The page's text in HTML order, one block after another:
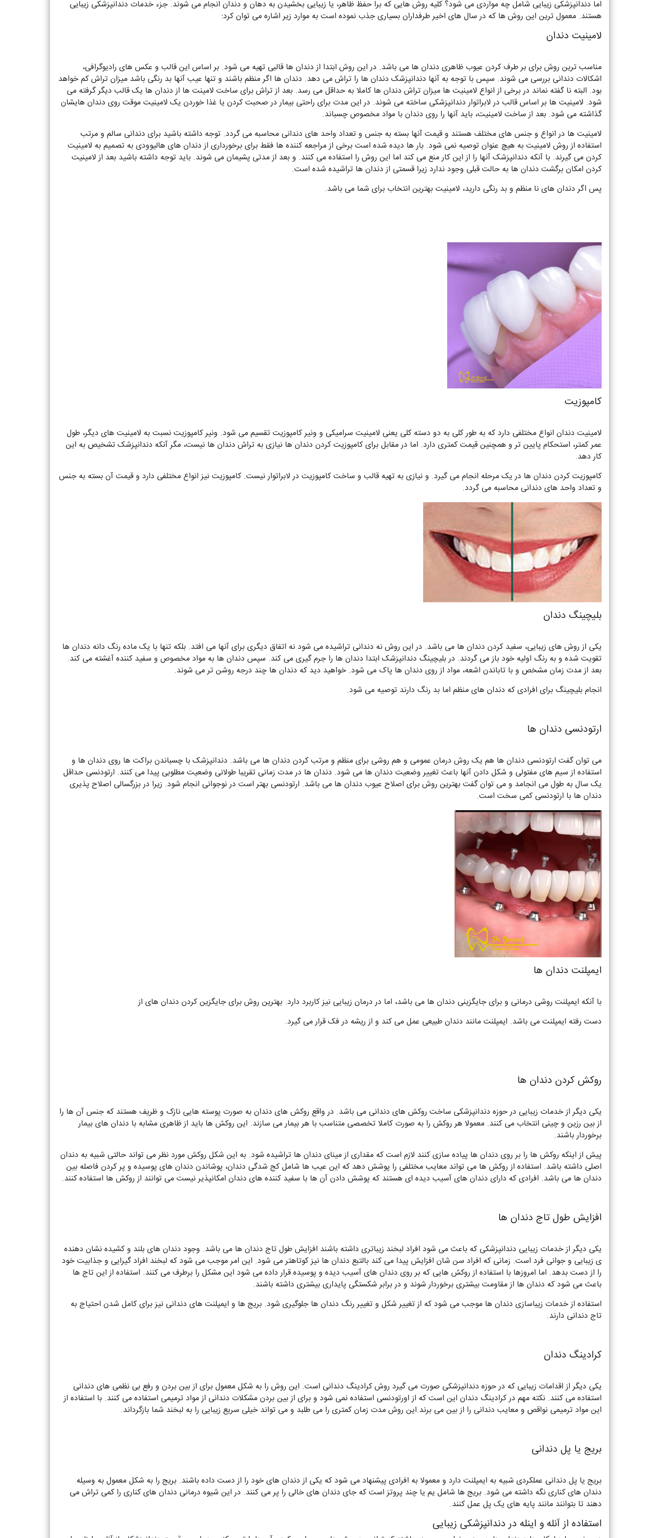
اما دندانپزشکی زیبایی شامل چه مواردی می شود؟ کلیه روش هایی که برا حفظ ظاهر، یا زیبایی بخشیدن به دهان و دندان انجام می شوند. جزء خدمات دندانپزشکی زیبایی
هستند. معمول ترین این روش ها که در سال های اخیر طرفداران بسیاری جذب نموده است به موارد زیر اشاره می توان کرد:
لامینیت دندان
مناسب ترین روش برای بر طرف کردن عیوب ظاهری دندان ها می باشد. در این روش ابتدا از دندان ها قالبی تهیه می شود. بر اساس این قالب و عکس های رادیوگرافی،
اشکالات دندانی بررسی می شوند. سپس با توجه به آنها دندانپزشک دندان ها را تراش می دهد. دندان ها اگر منظم باشند و تنها عیب آنها بد رنگی باشد میزان تراش کم خواهد
بود. البته نا گفته نماند در برخی از انواع لامینیت ها میزان تراش دندان ها کاملا به حداقل می رسد. بعد از تراش برای ساخت لامینت ها از دندان ها یک قالب دیگر گرفته می
شود. لامینیت ها بر اساس قالب در لابراتوار دندانپزشکی ساخته می شوند. در این مدت برای راحتی بیمار در صحبت کردن یا غذا خوردن یک لامینیت موقت روی دندان هایشان
گذاشته می شود. بعد از ساخت لامینیت، باید آنها را روی دندان با مواد مخصوص چسباند.
لامینیت ها در انواع و جنس های مختلف هستند و قیمت آنها بسته به جنس و تعداد واحد های دندانی محاسبه می گردد. توجه داشته باشید برای دندانی سالم و مرتب
استفاده از روش لامینیت به هیچ عنوان توصیه نمی شود. بار ها دیده شده است برخی از مراجعه کننده ها فقط برای برخورداری از دندان های هالیوودی به تصمیم به لامینیت
کردن می گیرند. با آنکه دندانپزشک آنها را از این کار منع می کند اما این روش را استفاده می کنند. و بعد از مدتی پشیمان می شوند. باید توجه داشته باشید بعد از لامینیت
کردن امکان برگشت دندان ها به حالت قبلی وجود ندارد زیرا قسمتی از دندان ها تراشیده شده است.
پس اگر دندان های نا منظم و بد رنگی دارید، لامینیت بهترین انتخاب برای شما می باشد.
کامپوزیت
لامینیت دندان انواع مختلفی دارد که به طور کلی به دو دسته کلی یعنی لامینیت سرامیکی و ونیر کامپوزیت تقسیم می شود. ونیر کامپوزیت نسبت به لامینیت های دیگر، طول
عمر کمتر، استحکام پایین تر و همچنین قیمت کمتری دارد. اما در مقابل برای کامپوزیت کردن دندان ها نیازی به تراش دندان ها نیست، مگر آنکه دندانپزشک تشخیص به این
کار دهد.
کامپوزیت کردن دندان ها در یک مرحله انجام می گیرد. و نیازی به تهیه قالب و ساخت کامپوزیت در لابراتوار نیست. کامپوزیت نیز انواع مختلفی دارد و قیمت آن بسته به جنس
و تعداد واحد های دندانی محاسبه می گردد.
بلیچینگ دندان
یکی از روش های زیبایی، سفید کردن دندان ها می باشد. در این روش نه دندانی تراشیده می شود نه اتفاق دیگری برای آنها می افتد. بلکه تنها با یک ماده رنگ دانه دندان ها
تقویت شده و به رنگ اولیه خود باز می گردند. در بلیچینگ دندانپزشک ابتدا دندان ها را جرم گیری می کند. سپس دندان ها به مواد مخصوص و سفید کننده آغشته می کند.
بعد از مدت زمان مشخص و با تاباندن اشعه، مواد از روی دندان ها پاک می شود. خواهید دید که دندان ها چند درجه روشن تر می شوند.
انجام بلیچینگ برای افرادی که دندان های منظم اما بد رنگ دارند توصیه می شود.
ارتودنسی دندان ها
می توان گفت ارتودنسی دندان ها هم یک روش درمان عمومی و هم روشی برای منظم و مرتب کردن دندان ها می باشد. دندانپزشک با چسباندن براکت ها روی دندان ها و
استفاده از سیم های مفتولی و شکل دادن آنها باعث تغییر وضعیت دندان ها می شود. دندان ها در مدت زمانی تقریبا طولانی وضعیت مطلوبی پیدا می کنند. ارتودنسی حداقل
یک سال به طول می انجامد و می توان گفت بهترین روش برای اصلاح عیوب دندان ها می باشد. ارتودنسی بهتر است در نوجوانی انجام شود. زیرا در بزرگسالی اصلاح پذیری
دندان ها با ارتودنسی کمی سخت است.
ایمپلنت دندان ها
با آنکه ایمپلنت روشی درمانی و برای جایگزینی دندان ها می باشد، اما در درمان زیبایی نیز کاربرد دارد. بهترین روش برای جایگزین کردن دندان های از
دست رفته ایمپلنت می باشد. ایمپلنت مانند دندان طبیعی عمل می کند و از ریشه در فک قرار می گیرد.
روکش کردن دندان ها
یکی دیگر از خدمات زیبایی در حوزه دندانپزشکی ساخت روکش های دندانی می باشد. در واقع روکش های دندان به صورت پوسته هایی نازک و ظریف هستند که جنس آن ها را
از بین رزین و چینی انتخاب می کنند. معمولا هر روکش را به صورت کاملا تخصصی متناسب با هر بیمار می سازند. این روکش ها باید از ظاهری مشابه با دندان های بیمار
برخوردار باشند.
پیش از اینکه روکش ها را بر روی دندان ها پیاده سازی کنند لازم است که مقداری از مینای دندان ها تراشیده شود. به این شکل روکش مورد نظر می تواند حالتی شبیه به دندان
اصلی داشته باشد. استفاده از روکش ها می تواند معایب مختلفی را پوشش دهد که این عیب ها شامل کج شدگی دندان، پوشاندن دندان های پوسیده و پر کردن فاصله بین
دندان ها می باشد. افرادی که دارای دندان های آسیب دیده ای هستند که پوشش دادن آن ها با سفید کننده های دندان امکانپذیر نیست می توانند از روکش ها استفاده کنند.
افزایش طول تاج دندان ها
یکی دیگر از خدمات زیبایی دندانپزشکی که باعث می شود افراد لبخند زیباتری داشته باشند افزایش طول تاج دندان ها می باشد. وجود دندان های بلند و کشیده نشان دهنده
ی زیبایی و جوانی فرد است. زمانی که افراد سن شان افزایش پیدا می کند بالتبع دندان ها نیز کوتاهتر می شود. این امر موجب می شود که لبخند افراد گیرایی و جذابیت خود
را از دست بدهد. اما امروزها با استفاده از روکش هایی که بر روی دندان های آسیب دیده و پوسیده قرار داده می شود این مشکل را برطرف می کنند. استفاده از این تاج ها
باعث می شود که دندان ها از مقاومت بیشتری برخوردار شوند و در برابر شکستگی پایداری بیشتری داشته باشند.
استفاده از خدمات زیباسازی دندان ها موجب می شود که از تغییر شکل و تغییر رنگ دندان ها جلوگیری شود. بریج ها و ایمپلنت های دندانی نیز برای کامل شدن احتیاج به
تاج دندانی دارند.
کرادینگ دندان
یکی دیگر از اقدامات زیبایی که در حوزه دندانپزشکی صورت می گیرد روش کرادینگ دندانی است. این روش را به شکل معمول برای از بین بردن و رفع بی نظمی های دندانی
استفاده می کنند. نکته مهم در کرادینگ دندان این است که از اورتودنسی استفاده نمی شود و برای از بین بردن مشکلات دندانی از مواد ترمیمی استفاده می کنند. با استفاده از
این مواد ترمیمی نواقص و معایب دندانی را از بین می برند.این روش مدت زمان کمتری را می طلبد و می تواند خیلی سریع زیبایی را به لبخند شما بازگرداند.
بریج یا پل دندانی
بریج یا پل دندانی عملکردی شبیه به ایمپلنت دارد و معمولا به افرادی پیشنهاد می شود که یکی از دندان های خود را از دست داده باشند. بریج را به شکل معمول به وسیله
دندان های کناری نگه داشته می شود. بریج ها شامل یم یا چند پروتز است که جای دندان های خالی را پر می کنند. در این شیوه درمانی دندان های کناری را کمی تراش می
دهند تا بتوانند مانند پایه های یک پل عمل کنند.
استفاده از آنله و اینله در دندانپزشکی زیبایی